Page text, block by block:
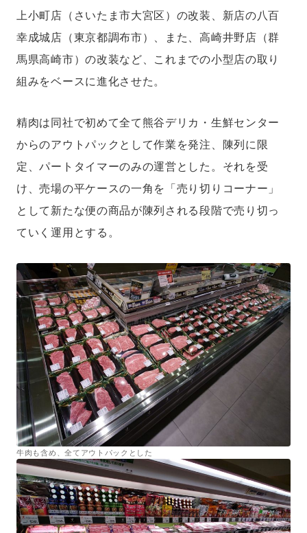
上小町店（さいたま市大宮区）の改装、新店の八百
幸成城店（東京都調布市）、また、高崎井野店（群
馬県高崎市）の改装など、これまでの小型店の取り
組みをベースに進化させた。
精肉は同社で初めて全て熊谷デリカ・生鮮センター
からのアウトパックとして作業を発注、陳列に限
定、パートタイマーのみの運営とした。それを受
け、売場の平ケースの一角を「売り切りコーナー」
として新たな便の商品が陳列される段階で売り切っ
ていく運用とする。
牛肉も含め、全てアウトパックとした